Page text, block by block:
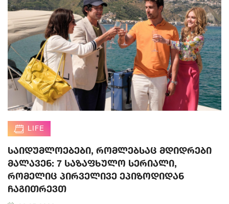
LIFE
საიდუმლოებები, რომლებსაც მდიდრები
მალავენ: 7 საზაფხულო სერიალი,
რომელიც პირველივე ეპიზოდიდან
ჩაგითრევთ